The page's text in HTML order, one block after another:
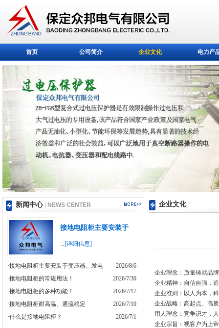
首页 公司简介 企业文化 电力产
新闻中心 NEWS CENTER
接地电阻柜主要安装于
...[详细信息]
·接地电阻柜主要安装于变压器、发电
2026/8/6
·接地电阻柜的常规用法！
2026/7/30
·接地电阻柜的多种功能！
2026/7/17
·接地电阻柜耐高温、通流稳定
2026/7/10
·什么是接地电阻柜？
2026/7/1
企业文化
企业理念：质量铸就品
企业精神：自信自强，
企业准则：以人为本，
企业战略：高起点、高
用人理念：竞争识才，
企业宗旨：视客户为上